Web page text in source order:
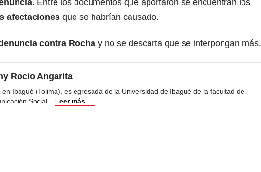
. Entre los documentos que aportaron se encuentran los
afectaciones que se habrían causado.
contra Rocha y no se descarta que se interpongan más.
Rocio Angarita
en Ibagué (Tolima), es egresada de la Universidad de Ibagué de la facultad de
Social... Leer más